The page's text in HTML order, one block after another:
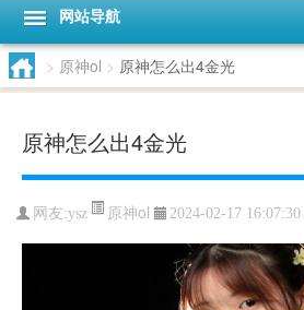
网站导航
> 原神ol > 原神怎么出4金光
原神怎么出4金光
网友:ysz 原神ol 2024-02-17 16:07:30